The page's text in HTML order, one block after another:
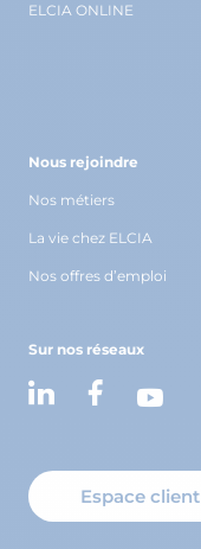
ELCIA ONLINE
Nous rejoindre
Nos métiers
La vie chez ELCIA
Nos offres d’emploi
Sur nos réseaux
Espace client